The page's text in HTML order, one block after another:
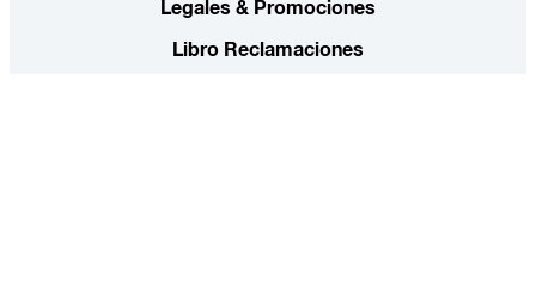
Legales & Promociones
Libro Reclamaciones